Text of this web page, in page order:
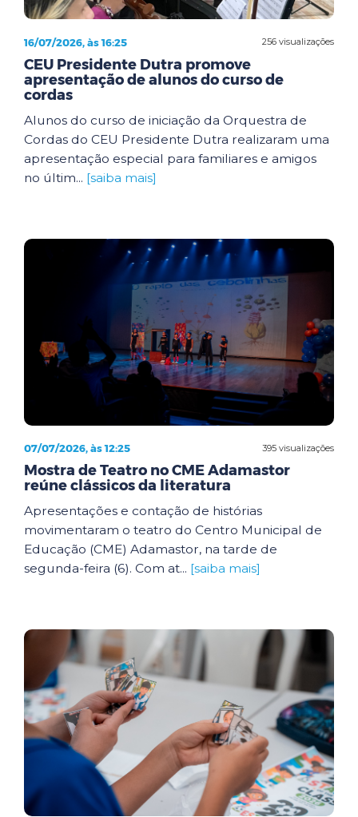
256 visualizações
16/07/2026, às 16:25
CEU Presidente Dutra promove
apresentação de alunos do curso de
cordas
Alunos do curso de iniciação da Orquestra de
Cordas do CEU Presidente Dutra realizaram uma
apresentação especial para familiares e amigos
no últim... [saiba mais]
395 visualizações
07/07/2026, às 12:25
Mostra de Teatro no CME Adamastor
reúne clássicos da literatura
Apresentações e contação de histórias
movimentaram o teatro do Centro Municipal de
Educação (CME) Adamastor, na tarde de
segunda-feira (6). Com at... [saiba mais]